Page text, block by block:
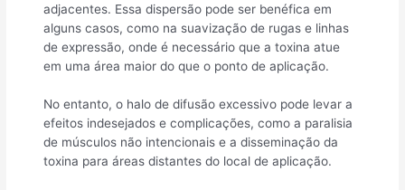
adjacentes. Essa dispersão pode ser benéfica em
alguns casos, como na suavização de rugas e linhas
de expressão, onde é necessário que a toxina atue
em uma área maior do que o ponto de aplicação.
No entanto, o halo de difusão excessivo pode levar a
efeitos indesejados e complicações, como a paralisia
de músculos não intencionais e a disseminação da
toxina para áreas distantes do local de aplicação.